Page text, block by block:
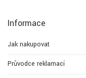
Informace
Jak nakupovat
Průvodce reklamací